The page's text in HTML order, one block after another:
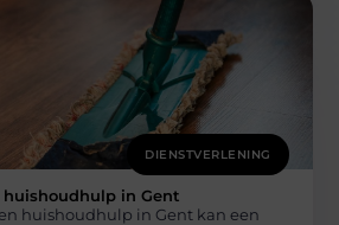
DIENSTVERLENING
huishoudhulp in Gent
huishoudhulp in Gent kan een